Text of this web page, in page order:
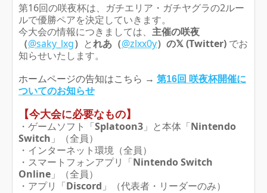
第16回の咲夜杯は、ガチエリア・ガチヤグラの2ルー
ルで優勝ペアを決定していきます。
今大会の情報につきましては、 主催の咲夜
（@saky_lxg） とれあ（@zlxx0y） の𝕏 (Twitter) でお
知らせいたします。
ホームページの告知はこちら → 第16回 咲夜杯開催に
ついてのお知らせ
【今大会に必要なもの】
・ゲームソフト「Splatoon3 」と本体「Nintendo
Switch 」（全員）
・インターネット環境（全員）
・スマートフォンアプリ「Nintendo Switch
Online 」（全員）
・アプリ「Discord 」（代表者・リーダーのみ）